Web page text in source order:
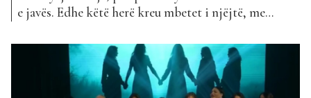
e javës. Edhe këtë herë kreu mbetet i njëjtë, me
ashtu me asnjë ndryshim nga java e kaluar është dhe
vendi i dytë dhe i tretë. Përkatësisht me Kellyn dhe